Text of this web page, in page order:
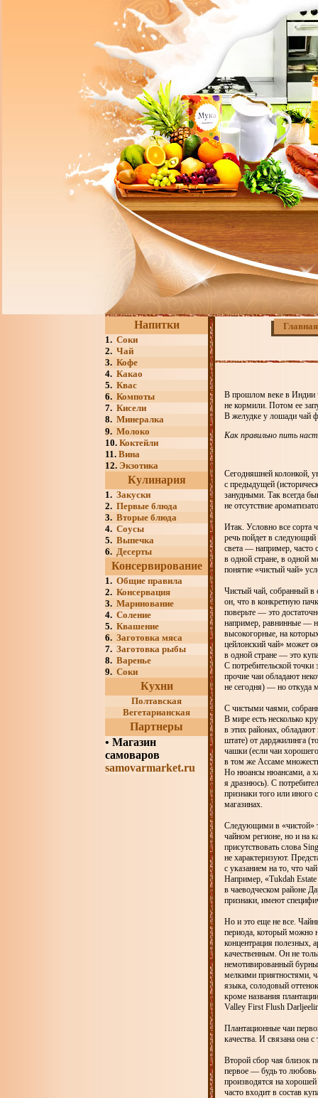
Напитки
1. Соки
2. Чай
3. Кофе
4. Какао
5. Квас
6. Компоты
7. Кисели
8. Минералка
9. Молоко
10. Коктейли
11. Вина
12. Экзотика
Кулинария
1. Закуски
2. Первые блюда
3. Вторые блюда
4. Соусы
5. Выпечка
6. Десерты
Консервирование
1. Общие правила
2. Консервация
3. Маринование
4. Соление
5. Квашение
6. Заготовка мяса
7. Заготовка рыбы
8. Варенье
9. Соки
Кухни
Полтавская
Вегетарианская
Партнеры
• Магазин
самоваров
samovarmarket.ru
Главная
В прошлом веке в Индии
не кормили. Потом ее
В желудке у лошади чай
Как правильно пить
Сегодняшней колонкой,
с предыдущей
занудными. Так всегда
не отсутствие
Итак. Условно все сорта
речь пойдет в следующий
света — например, часто
в одной стране, в одной
понятие «чистый чай»
Чистый чай, собранный в
он, что в конкретную
поверьте — это
например, равнинные —
высокогорные, на
цейлонский чай» может
в одной стране — это
С потребительской точки
прочие чаи обладают
не сегодня) — но откуда
С чистыми чаями,
В мире есть несколько
в этих районах,
штате) от дарджилинга
чашки (если чаи
в том же Ассаме
Но нюансы нюансами, а
я дразнюсь). С
признаки того или иного
магазинах.
Следующими в «чистой»
чайном регионе, но и на
присутствовать слова
не характеризуют.
с указанием на то, что
Например, «Tukdah Estate
в чаеводческом районе
признаки, имеют
Но и это еще не все.
периода, который можно
концентрация полезных,
качественным. Он не
немотивированный
мелкими приятностями,
языка, солодовый
кроме названия
Valley First Flush
Плантационные чаи
качества. И связана она
Второй сбор чая близок
первое — будь то любовь
производятся на
часто входит в состав